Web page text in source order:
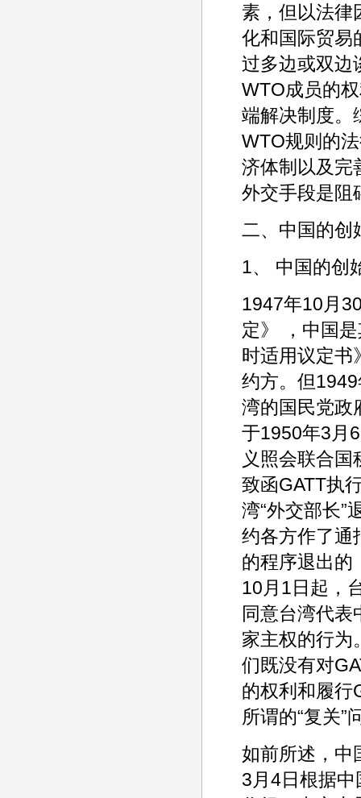
素，但以法律
化和国际贸易
过多边或双边
WTO成员的
端解决制度。
WTO规则的
济体制以及完
外交手段是阻
二、中国的创
1、 中国的创
1947年10月
定》 ，中国
时适用议定书
约方。但
湾的国民党政
于1950年3月
义照会联合
致函GATT执
湾“外交部长”
约各方作了通
的程序退出的
10月1日起，
同意台湾代表
家主权的行为
们既没有对
的权利和履行
所谓的“复关”
如前所述，中
3月4日根据中